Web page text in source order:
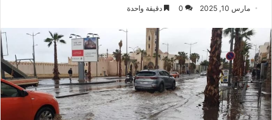
مارس 10, 2025 0 دقيقة واحدة